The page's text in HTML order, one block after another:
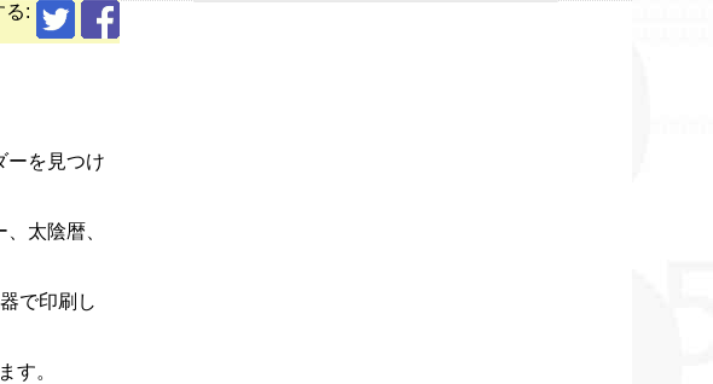
る:
ーを見つけ
太陰暦、
で印刷し
す。